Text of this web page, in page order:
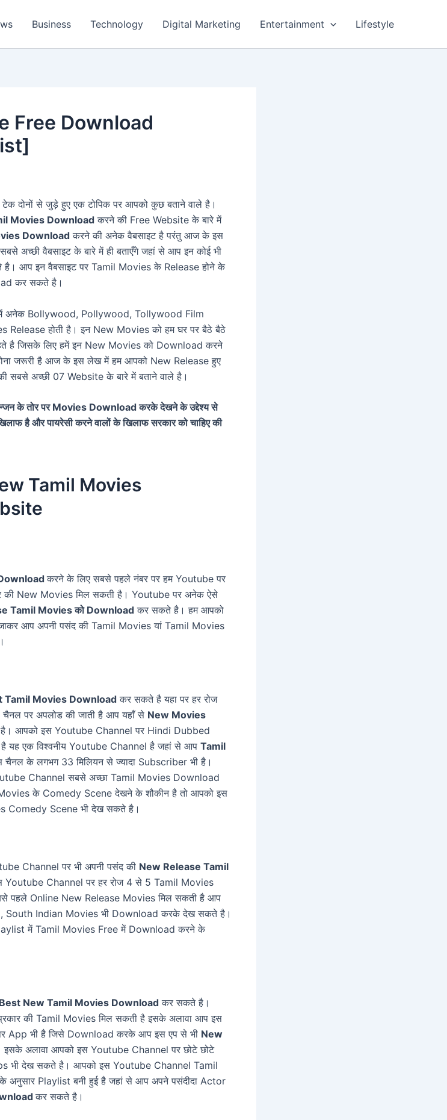
Business Technology Digital Marketing Entertainment Lifestyle
Free Download
दोनों से जुड़े हुए एक टोपिक पर आपको कुछ बताने वाले है।
Movies Download करने की Free Website के बारे में
Download करने की अनेक वैबसाइट है परंतु आज के इस
अच्छी वैबसाइट के बारे में ही बताएँगे जहां से आप इन कोई भी
आप इन वैबसाइट पर Tamil Movies के Release होने के
कर सकते है।
में अनेक Bollywood, Pollywood, Tollywood Film
होती है। इन New Movies को हम घर पर बैठे बैठे
है जिसके लिए हमें इन New Movies को Download करने
जरूरी है आज के इस लेख में हम आपको New Release हुए
अच्छी 07 Website के बारे में बताने वाले है।
के तोर पर Movies Download करके देखने के उद्देश्य से
है और पायरेसी करने वालों के खिलाफ सरकार को चाहिए की
Tamil Movies
करने के लिए सबसे पहले नंबर पर हम Youtube पर
की New Movies मिल सकती है। Youtube पर अनेक ऐसे
Tamil Movies को Download कर सकते है। हम आपको
आप अपनी पसंद की Tamil Movies यां Tamil Movies
Tamil Movies Downloadकर सकते है यहा पर हर रोज
पर अपलोड की जाती है आप यहाँ से New Movies
आपको इस Youtube Channel पर Hindi Dubbed
यह एक विश्वनीय Youtube Channel है जहां से आप Tamil
के लगभग 33 मिलियन से ज्यादा Subscriber भी है।
Channel सबसे अच्छा Tamil Movies Download
के Comedy Scene देखने के शौकीन है तो आपको इस
Comedy Scene भी देख सकते है।
Channel पर भी अपनी पसंद की New Release Tamil
Channel पर हर रोज 4 से 5 Tamil Movies
पहले Online New Release Movies मिल सकती है आप
South Indian Movies भी Download करके देख सकते है।
में Tamil Movies Free में Download करने के
Best New Tamil Movies Download कर सकते है।
की Tamil Movies मिल सकती है इसके अलावा आप इस
App भी है जिसे Download करके आप इस एप से भी New
अलावा आपको इस Youtube Channel पर छोटे छोटे
भी देख सकते है। आपको इस Youtube Channel Tamil
Playlist बनी हुई है जहां से आप अपने पसंदीदा Actor
कर सकते है।